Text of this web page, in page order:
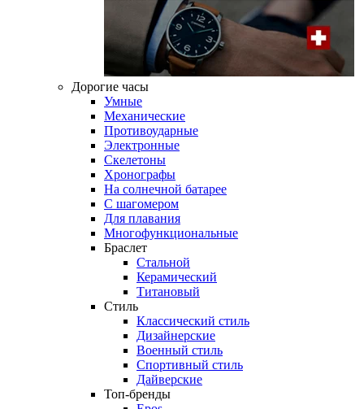
Дорогие часы
Умные
Механические
Противоударные
Электронные
Скелетоны
Хронографы
На солнечной батарее
С шагомером
Для плавания
Многофункциональные
Браслет
Стальной
Керамический
Титановый
Стиль
Классический стиль
Дизайнерские
Военный стиль
Спортивный стиль
Дайверские
Топ-бренды